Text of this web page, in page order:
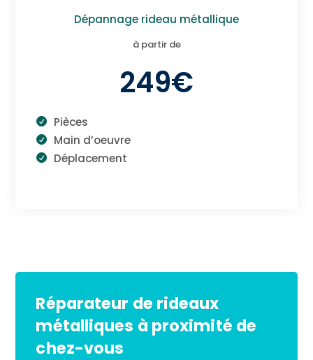
Dépannage rideau métallique
à partir de
249€
Pièces
Main d’oeuvre
Déplacement
Réparateur de rideaux
métalliques à proximité de
chez-vous